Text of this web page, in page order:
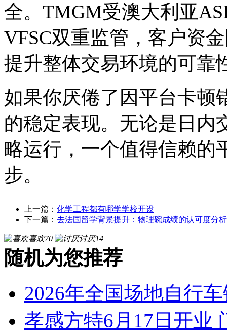
全。TMGM受澳大利亚
VFSC双重监管，客户资
提升整体交易环境的可靠
如果你厌倦了因平台卡顿
的稳定表现。无论是日内
略运行，一个值得信赖的
步。
上一篇： 化学工程都有哪学学校开设
下一篇： 去法国留学背景提升：物理碗成绩的认可度分析
喜欢70 讨厌14
随机为您推荐
2026年全国场地自行
孝感方特6月17日开业